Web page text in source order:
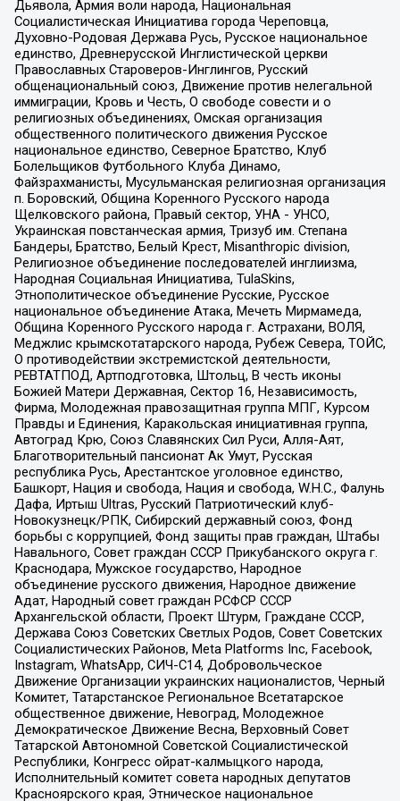
Дьявола, Армия воли народа, Национальная
Социалистическая Инициатива города Череповца,
Духовно-Родовая Держава Русь, Русское национальное
единство, Древнерусской Инглистической церкви
Православных Староверов-Инглингов, Русский
общенациональный союз, Движение против нелегальной
иммиграции, Кровь и Честь, О свободе совести и о
религиозных объединениях, Омская организация
общественного политического движения Русское
национальное единство, Северное Братство, Клуб
Болельщиков Футбольного Клуба Динамо,
Файзрахманисты, Мусульманская религиозная организация
п. Боровский, Община Коренного Русского народа
Щелковского района, Правый сектор, УНА - УНСО,
Украинская повстанческая армия, Тризуб им. Степана
Бандеры, Братство, Белый Крест, Misanthropic division,
Религиозное объединение последователей инглиизма,
Народная Социальная Инициатива, TulaSkins,
Этнополитическое объединение Русские, Русское
национальное объединение Атака, Мечеть Мирмамеда,
Община Коренного Русского народа г. Астрахани, ВОЛЯ,
Меджлис крымскотатарского народа, Рубеж Севера, ТОЙС,
О противодействии экстремистской деятельности,
РЕВТАТПОД, Артподготовка, Штольц, В честь иконы
Божией Матери Державная, Сектор 16, Независимость,
Фирма, Молодежная правозащитная группа МПГ, Курсом
Правды и Единения, Каракольская инициативная группа,
Автоград Крю, Союз Славянских Сил Руси, Алля-Аят,
Благотворительный пансионат Ак Умут, Русская
республика Русь, Арестантское уголовное единство,
Башкорт, Нация и свобода, Нация и свобода, W.H.С., Фалунь
Дафа, Иртыш Ultras, Русский Патриотический клуб-
Новокузнецк/РПК, Сибирский державный союз, Фонд
борьбы с коррупцией, Фонд защиты прав граждан, Штабы
Навального, Совет граждан СССР Прикубанского округа г.
Краснодара, Мужское государство, Народное
объединение русского движения, Народное движение
Адат, Народный совет граждан РСФСР СССР
Архангельской области, Проект Штурм, Граждане СССР,
Держава Союз Советских Светлых Родов, Совет Советских
Социалистических Районов, Meta Platforms Inc, Facebook,
Instagram, WhatsApp, СИЧ-С14, Добровольческое
Движение Организации украинских националистов, Черный
Комитет, Татарстанское Региональное Всетатарское
общественное движение, Невоград, Молодежное
Демократическое Движение Весна, Верховный Совет
Татарской Автономной Советской Социалистической
Республики, Конгресс ойрат-калмыцкого народа,
Исполнительный комитет совета народных депутатов
Красноярского края, Этническое национальное